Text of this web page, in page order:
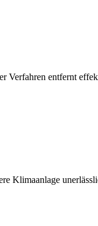
Verfahren entfernt
Klimaanlage